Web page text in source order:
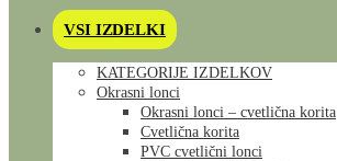
VSI IZDELKI
KATEGORIJE IZDELKOV
Okrasni lonci
Okrasni lonci – cvetlična korita
Cvetlična korita
PVC cvetlični lonci